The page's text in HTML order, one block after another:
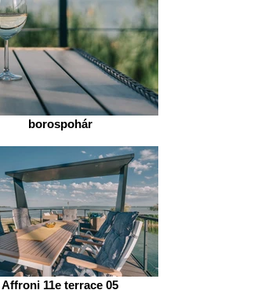
borospohár
Affroni 11e terrace 05